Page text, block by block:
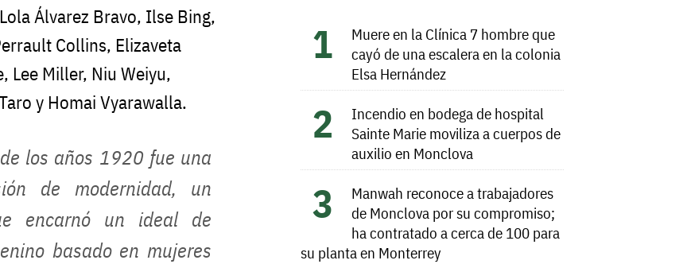
Álvarez Bravo, Ilse Bing,
Collins, Elizaveta
Lee Miller, Niu Weiyu,
y Homai Vyarawalla.
los años 1920 fue una
de modernidad, un
encarnó un ideal de
basado en mujeres
Muere en la Clínica 7 hombre que
cayó de una escalera en la colonia
Elsa Hernández
Incendio en bodega de hospital
Sainte Marie moviliza a cuerpos de
auxilio en Monclova
Manwah reconoce a trabajadores
de Monclova por su compromiso;
ha contratado a cerca de 100 para
su planta en Monterrey